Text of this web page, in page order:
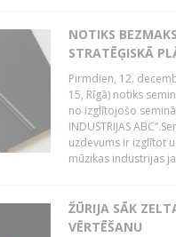
NOTIKS
STRATĒĢISKĀ
Pirmdien, 12.
15, Rīgā) notiks
no izglītojošo
INDUSTRIJAS
uzdevums ir izglītot
mūzikas industrijas
ŽŪRIJA SĀK
VĒRTĒŠANU